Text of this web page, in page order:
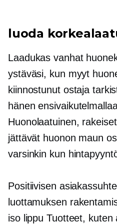
luoda
Laadukas vanhat
ystäväsi, kun myyt
kiinnostunut ostaja
hänen
Huonolaatuinen,
jättävät huonon maun
varsinkin kun
Positiivisen
luottamuksen
iso lippu Tuotteet, kuten